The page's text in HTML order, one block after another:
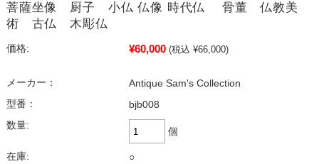
菩薩坐像 厨子 小仏 仏像 時代仏 骨董 仏教美
術 古仏 木彫仏
価格: ¥60,000 (税込 ¥66,000)
メーカー：
Antique Sam's Collection
型番：
bjb008
数量:
個
在庫: ○